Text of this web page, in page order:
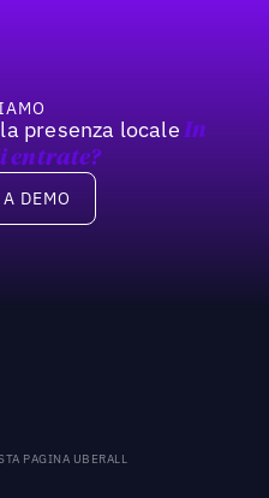
presenza locale In
entrate?
DEMO
PAGINA UBERALL